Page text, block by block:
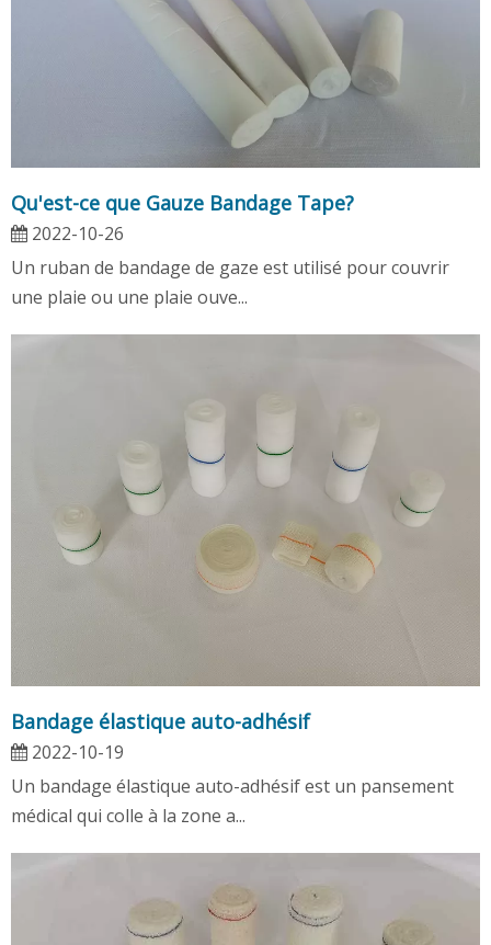
Qu'est-ce que Gauze Bandage Tape?
2022-10-26
Un ruban de bandage de gaze est utilisé pour couvrir
une plaie ou une plaie ouve...
Bandage élastique auto-adhésif
2022-10-19
Un bandage élastique auto-adhésif est un pansement
médical qui colle à la zone a...